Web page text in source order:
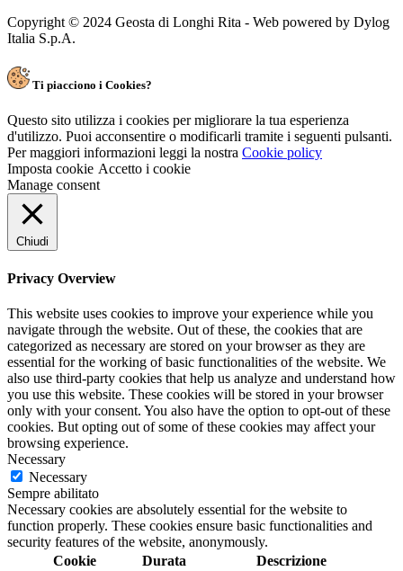
Copyright © 2024 Geosta di Longhi Rita - Web powered by Dylog
Italia S.p.A.
Ti piacciono i Cookies?
Questo sito utilizza i cookies per migliorare la tua esperienza
d'utilizzo. Puoi acconsentire o modificarli tramite i seguenti pulsanti.
Per maggiori informazioni leggi la nostra Cookie policy
Imposta cookie Accetto i cookie
Manage consent
Chiudi
Privacy Overview
This website uses cookies to improve your experience while you
navigate through the website. Out of these, the cookies that are
categorized as necessary are stored on your browser as they are
essential for the working of basic functionalities of the website. We
also use third-party cookies that help us analyze and understand how
you use this website. These cookies will be stored in your browser
only with your consent. You also have the option to opt-out of these
cookies. But opting out of some of these cookies may affect your
browsing experience.
Necessary
Necessary
Sempre abilitato
Necessary cookies are absolutely essential for the website to
function properly. These cookies ensure basic functionalities and
security features of the website, anonymously.
Cookie
Durata Descrizione